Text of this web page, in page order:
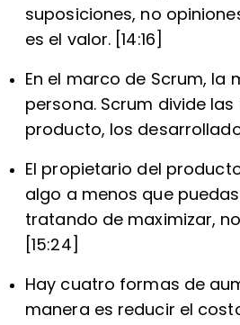
suposiciones, no
es el valor. [14:16]
En el marco de Scrum, la
persona. Scrum divide
producto, los
El propietario del
algo a menos que
tratando de maximizar,
[15:24]
Hay cuatro formas de
manera es reducir el